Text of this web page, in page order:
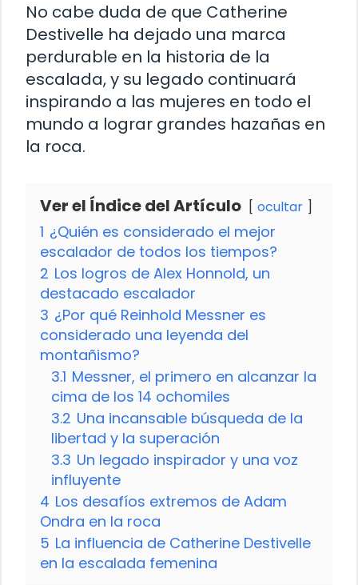
No cabe duda de que Catherine
Destivelle ha dejado una marca
perdurable en la historia de la
escalada, y su legado continuará
inspirando a las mujeres en todo el
mundo a lograr grandes hazañas en
la roca.
Ver el Índice del Artículo ocultar
1 ¿Quién es considerado el mejor
escalador de todos los tiempos?
2 Los logros de Alex Honnold, un
destacado escalador
3 ¿Por qué Reinhold Messner es
considerado una leyenda del
montañismo?
3.1 Messner, el primero en alcanzar la
cima de los 14 ochomiles
3.2 Una incansable búsqueda de la
libertad y la superación
3.3 Un legado inspirador y una voz
influyente
4 Los desafíos extremos de Adam
Ondra en la roca
5 La influencia de Catherine Destivelle
en la escalada femenina